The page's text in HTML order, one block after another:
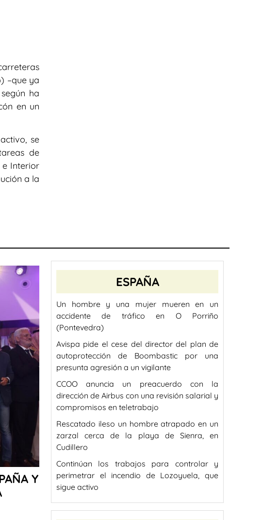
–que ya
ha
en un
se
de
e Interior
a la
Y
ESPAÑA
Un hombre y una mujer mueren en un
accidente de tráfico en O Porriño
(Pontevedra)
Avispa pide el cese del director del plan de
autoprotección de Boombastic por una
presunta agresión a un vigilante
CCOO anuncia un preacuerdo con la
dirección de Airbus con una revisión salarial y
compromisos en teletrabajo
Rescatado ileso un hombre atrapado en un
zarzal cerca de la playa de Sienra, en
Cudillero
Continúan los trabajos para controlar y
perimetrar el incendio de Lozoyuela, que
sigue activo